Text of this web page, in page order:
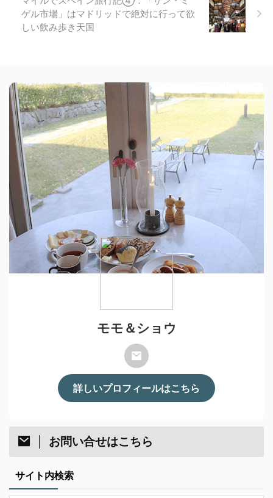
ゲル市場」はマドリッドで絶対に行って欲
しい飲み歩き天国
モモ＆ショウ
詳しいプロフィールはこちら
お問い合せはこちら
サイト内検索